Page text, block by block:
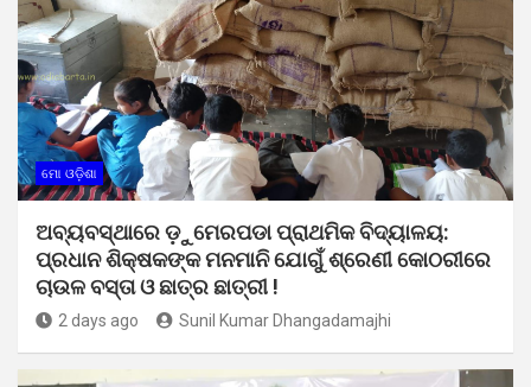
ମୋ ଓଡ଼ିଶା
ଅବ୍ୟବସ୍ଥାରେ ଡ଼ୁମେରପଡା ପ୍ରାଥମିକ ବିଦ୍ୟାଳୟ:
ପ୍ରଧାନ ଶିକ୍ଷକଙ୍କ ମନମାନି ଯୋଗୁଁ ଶ୍ରେଣୀ କୋଠରୀରେ
ଚାଉଳ ବସ୍ତା ଓ ଛାତ୍ର ଛାତ୍ରୀ !
2 days ago Sunil Kumar Dhangadamajhi